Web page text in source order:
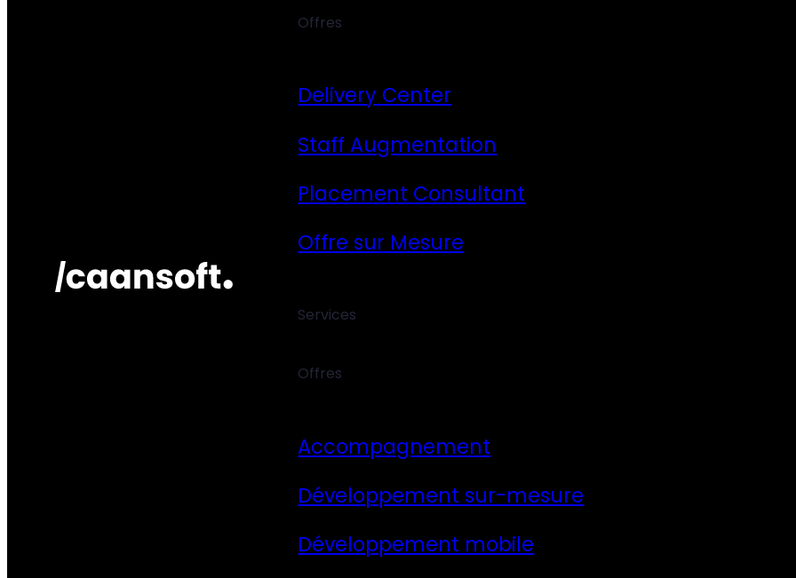
Offres
Delivery Center
Staff Augmentation
Placement Consultant
Offre sur Mesure
Services
Offres
Accompagnement
Développement sur-mesure
Développement mobile